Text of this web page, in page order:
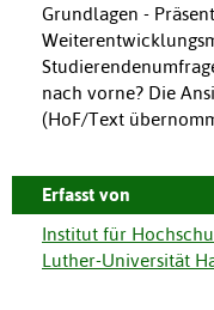
Grundlagen -
nach vorne? Die
(HoF/Text
Erfasst von
Institut für
Luther-Universität